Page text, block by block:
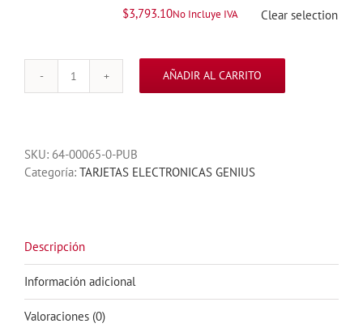
$3,793.10No Incluye IVA Clear selection
TARJETA
PISTONES
BAT
AÑADIR AL CARRITO
SKU: 64-00065-0-PUB
Categoría: TARJETAS ELECTRONICAS GENIUS
Descripción
Información adicional
Valoraciones (0)